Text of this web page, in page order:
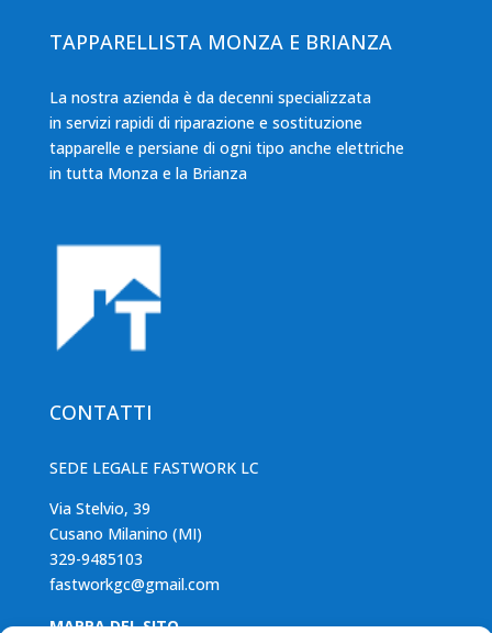
TAPPARELLISTA MONZA E BRIANZA
La nostra azienda è da decenni specializzata
in servizi rapidi di riparazione e sostituzione
tapparelle e persiane di ogni tipo anche elettriche
in tutta Monza e la Brianza
CONTATTI
SEDE LEGALE FASTWORK LC
Via Stelvio, 39
Cusano Milanino (MI)
329-9485103
fastworkgc@gmail.com
MAPPA DEL SITO